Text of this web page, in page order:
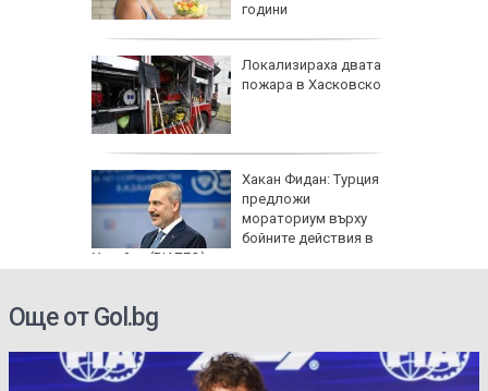
години
Локализираха двата
пожара в Хасковско
Хакан Фидан: Турция
предложи
мораториум върху
бойните действия в
Украйна (ВИДЕО)
Още от Gol.bg